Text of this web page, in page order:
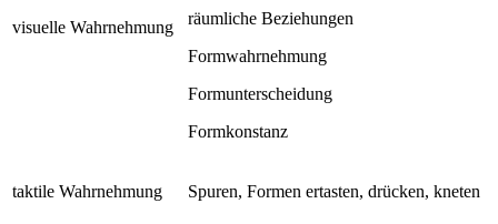
visuelle Wahrnehmung
räumliche Beziehungen
Formwahrnehmung
Formunterscheidung
Formkonstanz
taktile Wahrnehmung Spuren, Formen ertasten, drücken, kneten